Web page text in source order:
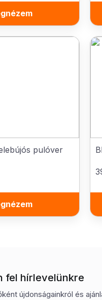
pulóver
fel hírlevelünkre
újdonságainkról és